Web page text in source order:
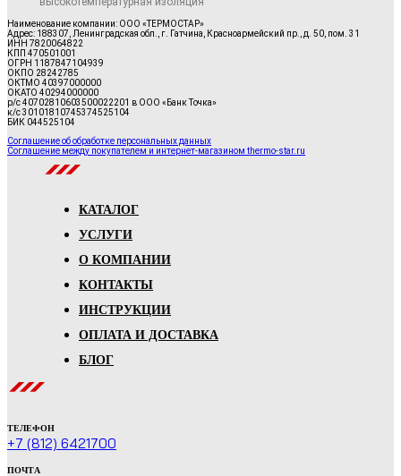
Наименование компании: ООО «ТЕРМОСТАР»
Адрес: 188307, Ленинградская обл., г. Гатчина, Красноармейский пр., д. 50, пом. 31
ИНН 7820064822
КПП 470501001
ОГРН 1187847104939
ОКПО 28242785
ОКТМО 40397000000
ОКАТО 40294000000
р/с 40702810603500022201 в ООО «Банк Точка»
к/с 30101810745374525104
БИК 044525104
Соглашение об обработке персональных данных
Соглашение между покупателем и интернет-магазином thermo-star.ru
КАТАЛОГ
УСЛУГИ
О КОМПАНИИ
КОНТАКТЫ
ИНСТРУКЦИИ
ОПЛАТА И ДОСТАВКА
БЛОГ
ТЕЛЕФОН
+7 (812) 6421700
ПОЧТА